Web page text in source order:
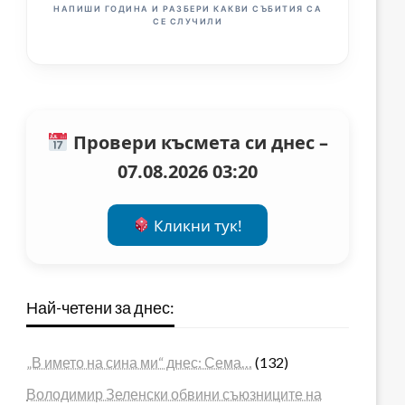
НАПИШИ ГОДИНА И РАЗБЕРИ КАКВИ СЪБИТИЯ СА
СЕ СЛУЧИЛИ
Провери късмета си днес –
07.08.2026 03:20
Кликни тук!
Най-четени за днес:
„В името на сина ми“ днес: Сема…
(132)
Володимир Зеленски обвини съюзниците на